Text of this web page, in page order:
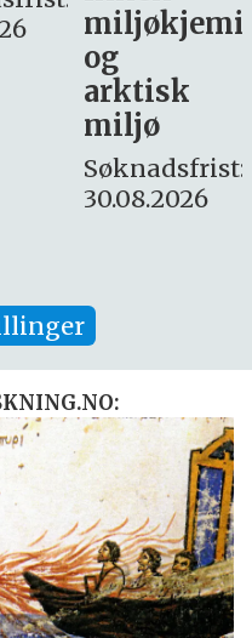
– fast
Søknadsfrist:
16. august.